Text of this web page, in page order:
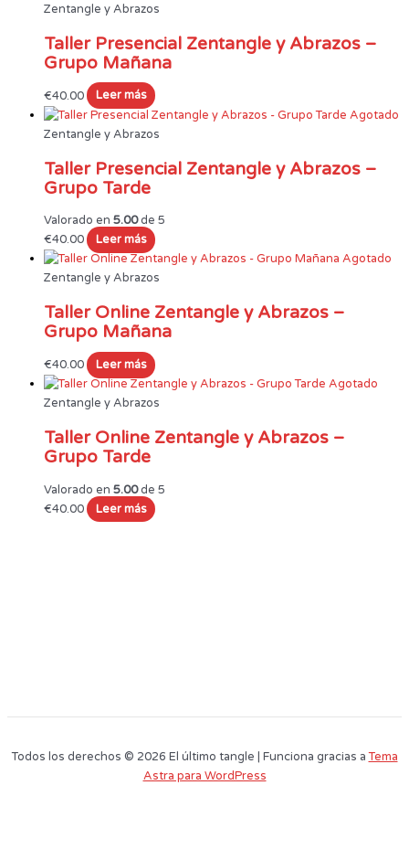
Zentangle y Abrazos
Taller Presencial Zentangle y Abrazos –
Grupo Mañana
€40.00
Leer más
Agotado
Zentangle y Abrazos
Taller Presencial Zentangle y Abrazos –
Grupo Tarde
Valorado en 5.00de 5
€40.00
Leer más
Agotado
Zentangle y Abrazos
Taller Online Zentangle y Abrazos –
Grupo Mañana
€40.00
Leer más
Agotado
Zentangle y Abrazos
Taller Online Zentangle y Abrazos –
Grupo Tarde
Valorado en 5.00de 5
€40.00 Leer más
Todos los derechos © 2026 El último tangle | Funciona gracias aTema
Astra para WordPress